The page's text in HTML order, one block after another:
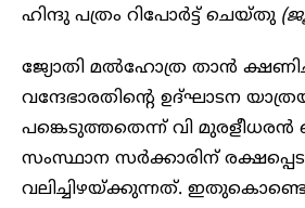
ഹിന്ദു പത്രം റിപോർട്ട് ചെയ്തു
ജ്യോതി മൽഹോത്ര താൻ
വന്ദേഭാരതിന്റെ ഉദ്ഘാടന
പങ്കെടുത്തതെന്ന് വി
സംസ്ഥാന സർക്കാരിന്
വലിച്ചിഴയ്ക്കുന്നത്.